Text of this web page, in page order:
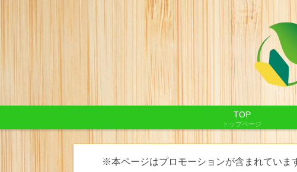
TOP
トップページ
※本ページはプロモーションが含まれていま